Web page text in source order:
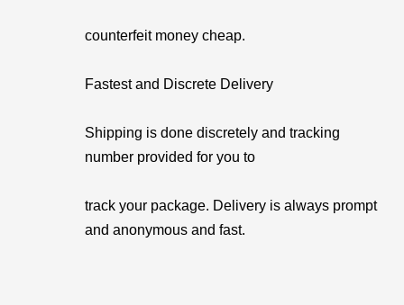
counterfeit money cheap.
Fastest and Discrete Delivery
Shipping is done discretely and tracking
number provided for you to
track your package. Delivery is always prompt
and anonymous and fast.